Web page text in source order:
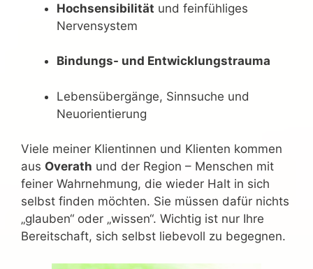
Hochsensibilität und feinfühliges
Nervensystem
Bindungs- und Entwicklungstrauma
Lebensübergänge, Sinnsuche und
Neuorientierung
Viele meiner Klientinnen und Klienten kommen
aus Overath und der Region – Menschen mit
feiner Wahrnehmung, die wieder Halt in sich
selbst finden möchten. Sie müssen dafür nichts
„glauben“ oder „wissen“. Wichtig ist nur Ihre
Bereitschaft, sich selbst liebevoll zu begegnen.